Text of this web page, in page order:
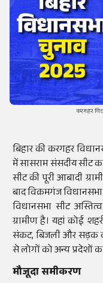
करगहर
बिहार की करगहर
में सासराम संसदीय सीट
सीट की पूरी आबादी
बाद विक्रमगंज
विधानसभा सीट
ग्रामीण है। यहां कोई
संकट, बिजली और सड़क
से लोगों को अन्य प्रदेशों
मौजूदा समीकरण